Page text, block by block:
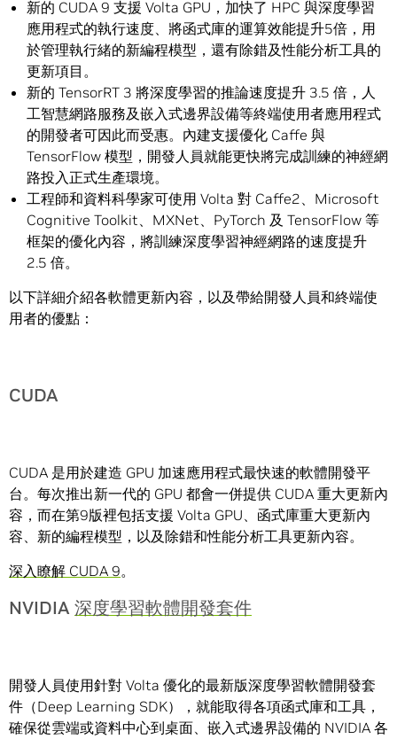
新的 CUDA 9 支援 Volta GPU，加快了 HPC 與深度學習
應用程式的執行速度、將函式庫的運算效能提升5倍，用
於管理執行緒的新編程模型，還有除錯及性能分析工具的
更新項目。
新的 TensorRT 3 將深度學習的推論速度提升 3.5 倍，人
工智慧網路服務及嵌入式邊界設備等終端使用者應用程式
的開發者可因此而受惠。內建支援優化 Caffe 與
TensorFlow 模型，開發人員就能更快將完成訓練的神經網
路投入正式生產環境。
工程師和資料科學家可使用 Volta 對 Caffe2、Microsoft
Cognitive Toolkit、MXNet、PyTorch 及 TensorFlow 等
框架的優化內容，將訓練深度學習神經網路的速度提升
2.5 倍。
以下詳細介紹各軟體更新內容，以及帶給開發人員和終端使
用者的優點：
CUDA
CUDA 是用於建造 GPU 加速應用程式最快速的軟體開發平
台。每次推出新一代的 GPU 都會一併提供 CUDA 重大更新內
容，而在第9版裡包括支援 Volta GPU、函式庫重大更新內
容、新的編程模型，以及除錯和性能分析工具更新內容。
深入瞭解 CUDA 9。
NVIDIA 深度學習軟體開發套件
開發人員使用針對 Volta 優化的最新版深度學習軟體開發套
件（Deep Learning SDK），就能取得各項函式庫和工具，
確保從雲端或資料中心到桌面、嵌入式邊界設備的 NVIDIA 各